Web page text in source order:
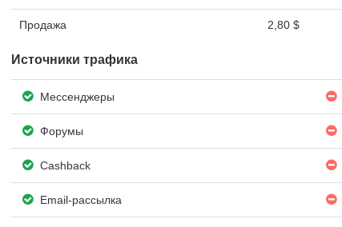
Продажа 2,80 $
Источники трафика
Мессенджеры
Форумы
Cashback
Email-рассылка